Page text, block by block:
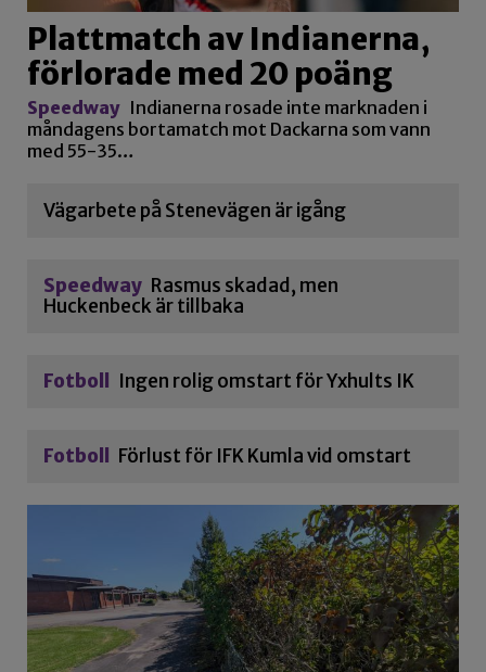
Plattmatch av Indianerna,
förlorade med 20 poäng
Speedway Indianerna rosade inte marknaden i
måndagens bortamatch mot Dackarna som vann
med 55-35…
Vägarbete på Stenevägen är igång
Speedway Rasmus skadad, men
Huckenbeck är tillbaka
Fotboll Ingen rolig omstart för Yxhults IK
Fotboll Förlust för IFK Kumla vid omstart